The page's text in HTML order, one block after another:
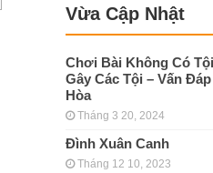
Vừa Cập Nhật
Chơi Bài Không Có
Gây Các Tội – Vấn
Hòa
Tháng 3 20, 2024
Đình Xuân Canh
Tháng 12 10, 2023